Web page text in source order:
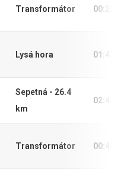
Transformátor
Lysá hora
Sepetná - 26.4
km
Transformátor